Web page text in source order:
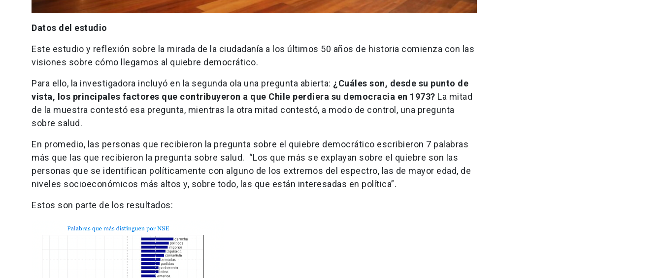
Datos del estudio
Este estudio y reflexión sobre la mirada de la ciudadanía a los últimos 50 años de historia comienza con las
visiones sobre cómo llegamos al quiebre democrático.
Para ello, la investigadora incluyó en la segunda ola una pregunta abierta: ¿Cuáles son, desde su punto de
vista, los principales factores que contribuyeron a que Chile perdiera su democracia en 1973? La mitad
de la muestra contestó esa pregunta, mientras la otra mitad contestó, a modo de control, una pregunta
sobre salud.
En promedio, las personas que recibieron la pregunta sobre el quiebre democrático escribieron 7 palabras
más que las que recibieron la pregunta sobre salud. “Los que más se explayan sobre el quiebre son las
personas que se identifican políticamente con alguno de los extremos del espectro, las de mayor edad, de
niveles socioeconómicos más altos y, sobre todo, las que están interesadas en política”.
Estos son parte de los resultados: